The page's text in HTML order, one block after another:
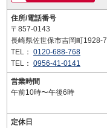
住所/電話番号
〒857-0143
長崎県佐世保市吉岡町1928-7
TEL： 0120-688-768
TEL： 0956-41-0141
営業時間
午前10時〜午後6時
定休日